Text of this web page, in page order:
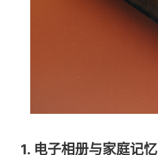
1. 电子相册与家庭记忆